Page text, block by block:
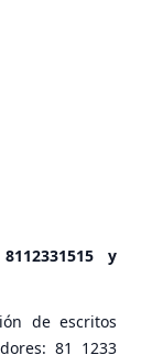
8112331515y
de escritos
81 1233